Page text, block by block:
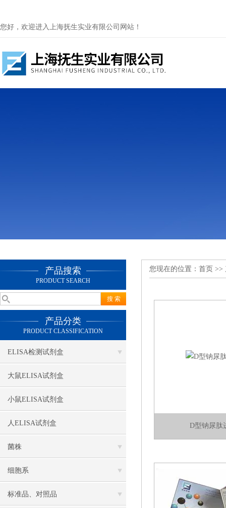
您好，欢迎进入上海抚生实业有限公司网站！
产品搜索
PRODUCT SEARCH
产品分类
PRODUCT CLASSIFICATION
ELISA检测试剂盒
大鼠ELISA试剂盒
小鼠ELISA试剂盒
人ELISA试剂盒
菌株
细胞系
标准品、对照品
您现在的位置： 首页 >>
D型钠尿肽